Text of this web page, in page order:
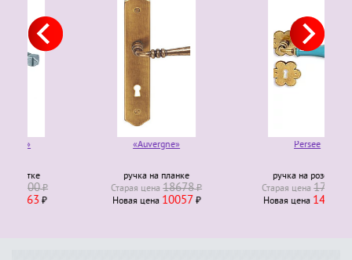
«Auvergne»
ручка на планке
Старая ценa18678₽
Новая ценa10057₽
ручка на розетке
Старая ценa17241₽
Новая ценa14655₽